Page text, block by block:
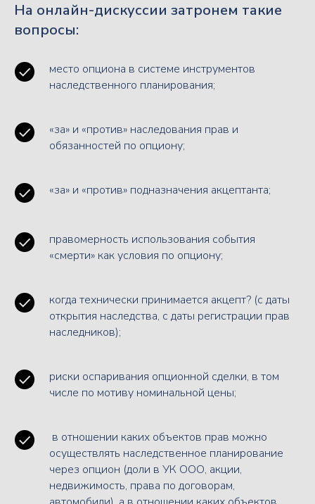
На онлайн-дискуссии затронем такие
вопросы:
место опциона в системе инструментов
наследственного планирования;
«за» и «против» наследования прав и
обязанностей по опциону;
«за» и «против» подназначения акцептанта;
правомерность использования события
«смерти» как условия по опциону;
когда технически принимается акцепт? (с даты
открытия наследства, с даты регистрации прав
наследников);
риски оспаривания опционной сделки, в том
числе по мотиву номинальной цены;
в отношении каких объектов прав можно
осуществлять наследственное планирование
через опцион (доли в УК ООО, акции,
недвижимость, права по договорам,
Дискуссия в записи